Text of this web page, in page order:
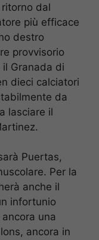
dal
più efficace
destro
provvisorio
Granada di
dieci calciatori
da
lasciare il
Puertas,
Per la
anche il
infortunio
una
ancora in